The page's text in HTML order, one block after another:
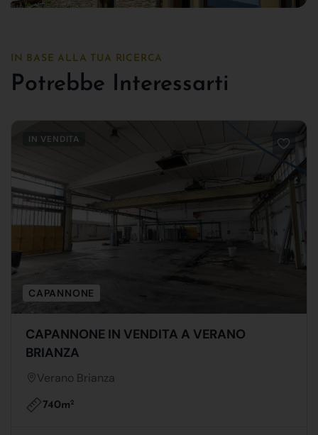
IN BASE ALLA TUA RICERCA
Potrebbe Interessarti
IN VENDITA
CAPANNONE
CAPANNONE IN VENDITA A VERANO
BRIANZA
Verano Brianza
740m2